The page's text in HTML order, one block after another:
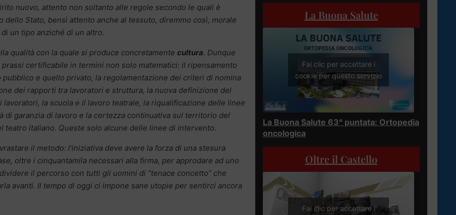
nuovo, attento non soltanto alle regole secondo le quali è
Stato, bensì attento anche al tessuto, diremmo così, morale
un tipo anziché di un altro.
qualità con la quale si produce concretamente cultura. Dunque
certificabile in termini non solo matematici: il ripensamento
e quello privato, la regolamentazione dei criteri di nomina
dei rapporti tra lavoratori e struttura, la nuova definizione del
la scuola e il lavoro teatrale, la riqualificazione delle linee
di garanzia di lavoro e la certezza continuativa sul territorio del
italiano. Queste solo alcune delle linee di intervento.
il metodo: l’iniziativa deve avere la forza di una stesura
oltre i cinquantamila necessari alla firma, per approdare ad uno
il percorso con tutti gli uomini di “tenace concetto” che
avanti. Il tempo di oggi ci impone sane utopie per sentirci ancora
La Buona Salute
Fai clic per accettare i
cookie per questo servizio
La Buona Salute 63° puntata: Ortopedia
oncologica
Oltre il Castello
Fai clic per accettare i